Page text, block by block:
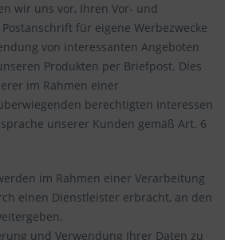
wir uns vor, Ihren Vor- und
für eigene Werbezwecke
von interessanten Angeboten
Produkten per Briefpost. Dies
im Rahmen einer
berechtigten Interessen
unserer Kunden gemäß Art. 6
im Rahmen einer Verarbeitung
einen Dienstleister erbracht, an den
und Verwendung Ihrer Daten zu